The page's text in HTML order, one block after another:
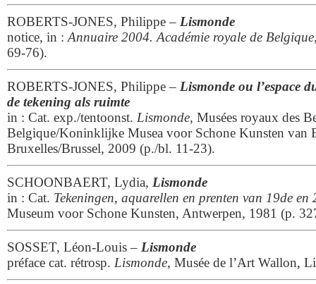
ROBERTS-JONES, Philippe – Lismonde
notice, in : Annuaire 2004. Académie royale de
69-76).
ROBERTS-JONES, Philippe – Lismonde ou l’espace
de tekening als ruimte
in : Cat. exp./tentoonst. Lismonde, Musées royaux des
Belgique/Koninklijke Musea voor Schone Kunsten van
Bruxelles/Brussel, 2009 (p./bl. 11-23).
SCHOONBAERT, Lydia, Lismonde
in : Cat. Tekeningen, aquarellen en prenten van 19de en
Museum voor Schone Kunsten, Antwerpen, 1981 (p.
SOSSET, Léon-Louis – Lismonde
préface cat. rétrosp. Lismonde, Musée de l’Art Wallon,